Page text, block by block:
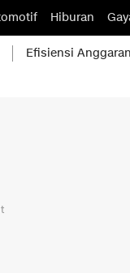
Hiburan
Efisiensi Anggaran